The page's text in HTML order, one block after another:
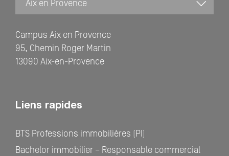
Campus Aix en Provence
95, Chemin Roger Martin
13090 Aix-en-Provence
Liens rapides
BTS Professions immobilières (PI)
Bachelor immobilier – Responsable commercial